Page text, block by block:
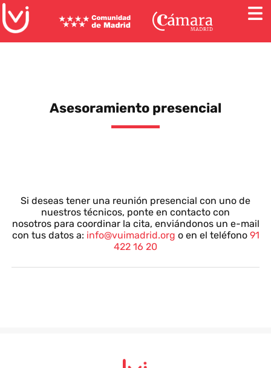
Asesoramiento presencial
Si deseas tener una reunión presencial con uno de
nuestros técnicos, ponte en contacto con
nosotros para coordinar la cita, enviándonos un e-mail
con tus datos a: info@vuimadrid.org o en el teléfono 91
422 16 20